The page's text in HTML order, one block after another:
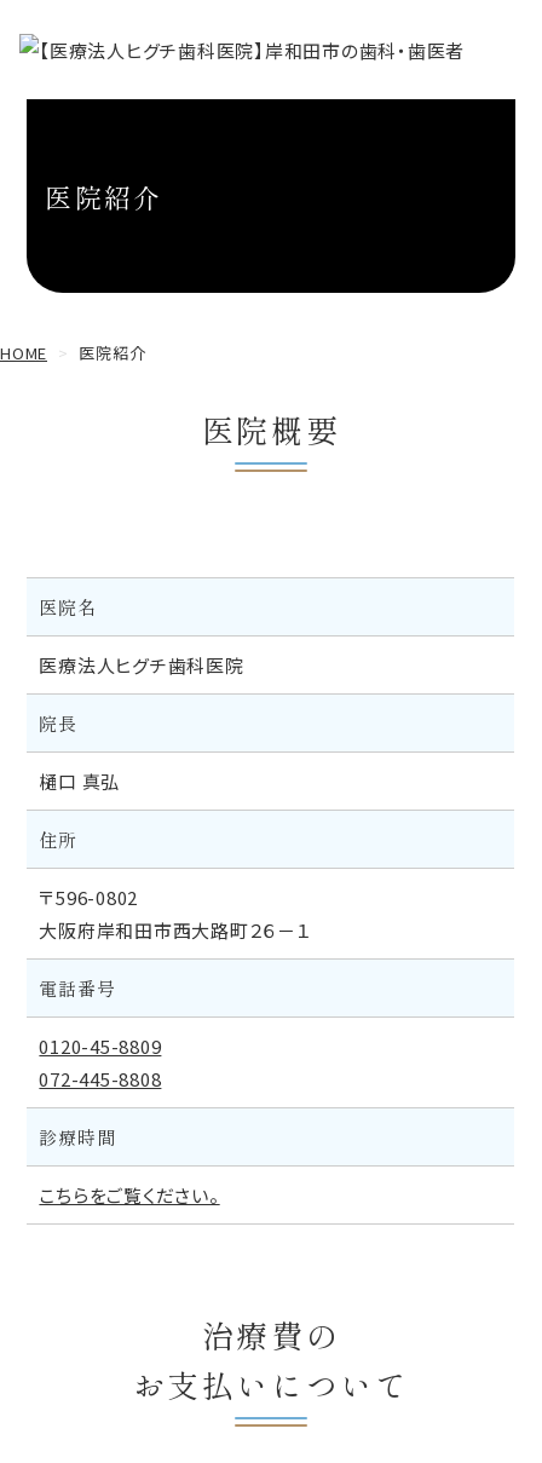
医院紹介
HOME 医院紹介
医院概要
医院名
医療法人ヒグチ歯科医院
院長
樋口 真弘
住所
〒596-0802
大阪府岸和田市西大路町２６－１
電話番号
0120-45-8809
072-445-8808
診療時間
こちらをご覧ください。
治療費の
お支払いについて